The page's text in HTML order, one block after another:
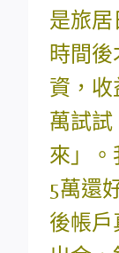
是旅居
時間
資，收
萬試試
來」。
5萬還
後帳戶